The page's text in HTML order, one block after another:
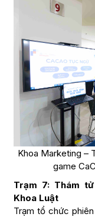
Khoa Marketing –
game
Trạm 7: Thám
Khoa Luật
Trạm tổ chức